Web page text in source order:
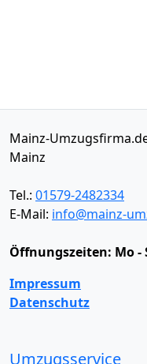
Mainz-
Mainz
Tel.: 01579-2482334
E-Mail: info@mainz-
Öffnungszeiten: Mo -
Impressum
Datenschutz
Umzugsservice